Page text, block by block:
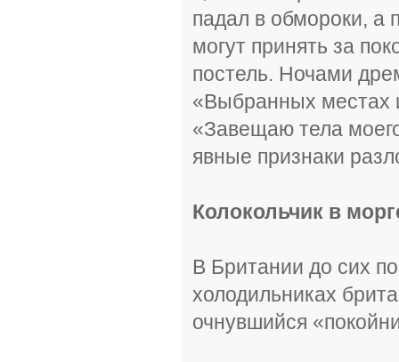
падал в обмороки, а
могут принять за
постель. Ночами
«Выбранных местах
«Завещаю тела
явные признаки
Колокольчик в
В Британии до сих
холодильниках
очнувшийся